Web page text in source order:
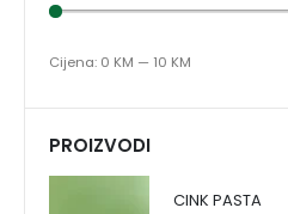
Cijena: 0 KM — 10 KM
PROIZVODI
CINK PASTA